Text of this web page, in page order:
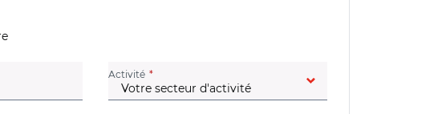
Activité (champ obligatoire)